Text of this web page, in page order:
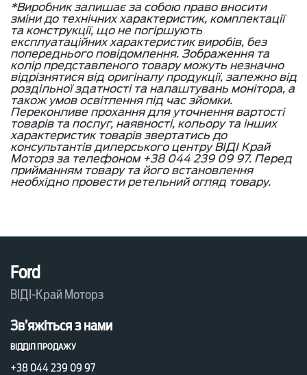
*Виробник залишає за собою право вносити
зміни до технічних характеристик, комплектації
та конструкції, що не погіршують
експлуатаційних характеристик виробів, без
попереднього повідомлення. Зображення та
колір представленого товару можуть незначно
відрізнятися від оригіналу продукції, залежно від
роздільної здатності та налаштувань монітора, а
також умов освітлення під час зйомки.
Переконливе прохання для уточнення вартості
товарів та послуг, наявності, кольору та інших
характеристик товарів звертатись до
консультантів дилерського центру ВІДІ Край
Моторз за телефоном +38 044 239 09 97. Перед
прийманням товару та його встановлення
необхідно провести ретельний огляд товару.
Ford
ВІДІ-Край Моторз
Зв’яжіться з нами
ВІДДІЛ ПРОДАЖУ
+38 044 239 09 97